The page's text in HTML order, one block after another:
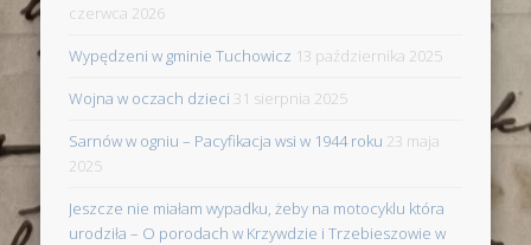
czerwca 2026
Wypędzeni w gminie Tuchowicz 13 października 2025
Wojna w oczach dzieci 31 sierpnia 2025
Sarnów w ogniu – Pacyfikacja wsi w 1944 roku 23 maja
2025
Jeszcze nie miałam wypadku, żeby na motocyklu która
urodziła – O porodach w Krzywdzie i Trzebieszowie w